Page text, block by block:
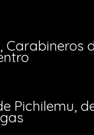
Carabineros
Pichilemu,